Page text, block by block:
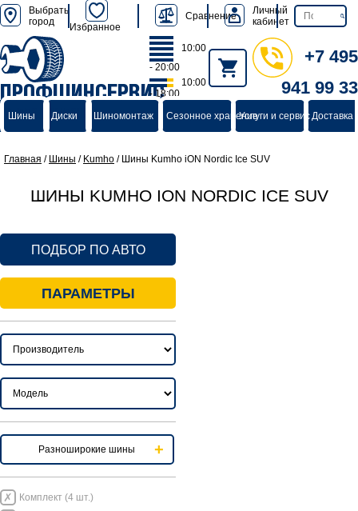
Выбрать
город
Избранное
Сравнение
Личный
кабинет
ПРОФШИНСЕРВИС
группа компаний
10:00
- 20:00
10:00
- 18:00
+7 495
941 99 33
Шины Диски Шиномонтаж Сезонное хранениеУслуги и сервисДоставка
Главная / Шины / Kumho / Шины Kumho iON Nordic Ice SUV
ШИНЫ KUMHO ION NORDIC ICE SUV
ПОДБОР ПО АВТО
ПАРАМЕТРЫ
Разноширокие шины
Комплект (4 шт.)